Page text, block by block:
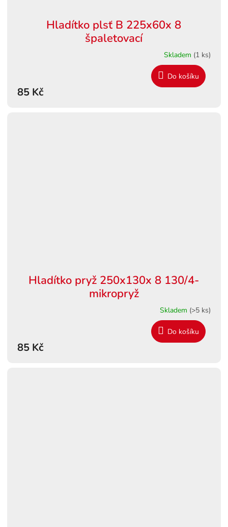
Hladítko plsť B 225x60x 8
špaletovací
Skladem (1 ks)
85 Kč
Do košíku
Hladítko pryž 250x130x 8 130/4-
mikropryž
Skladem (>5 ks)
85 Kč
Do košíku